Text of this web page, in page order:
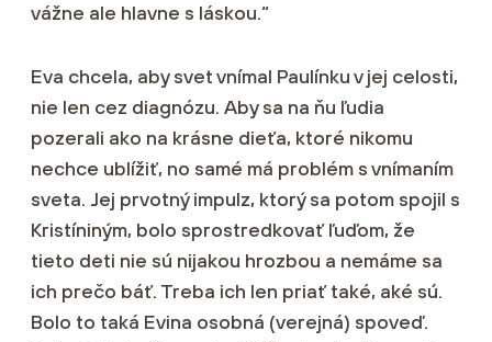
vážne ale hlavne s láskou.“
Eva chcela, aby svet vnímal Paulínku v jej celosti,
nie len cez diagnózu. Aby sa na ňu ľudia
pozerali ako na krásne dieťa, ktoré nikomu
nechce ublížiť, no samé má problém s vnímaním
sveta. Jej prvotný impulz, ktorý sa potom spojil s
Kristíniným, bolo sprostredkovať ľuďom, že
tieto deti nie sú nijakou hrozbou a nemáme sa
ich prečo báť. Treba ich len priať také, aké sú.
Bolo to taká Evina osobná (verejná) spoveď.